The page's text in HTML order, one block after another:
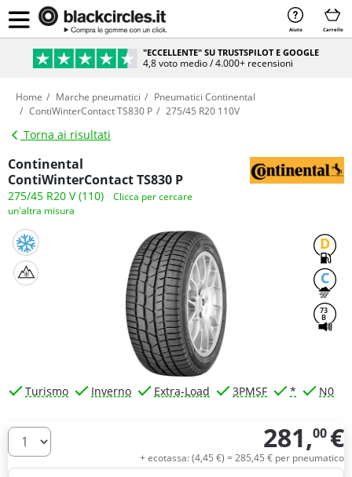
Aiuto Carrello
"ECCELLENTE" SU TRUSTSPILOT E GOOGLE
4,8 voto medio / 4.000+ recensioni
Home Marche pneumatici
Pneumatici Continental
ContiWinterContact TS830 P
275/45 R20 110V
Torna ai risultati
Continental
ContiWinterContact TS830 P
275/45 R20 V (110)
Clicca per cercare
un'altra misura
D
C
73
B
Turismo Inverno Extra-Load 3PMSF * N0
Quantità 281,00 €
+ ecotassa: (4,45 €) = 285,45 € per pneumatico